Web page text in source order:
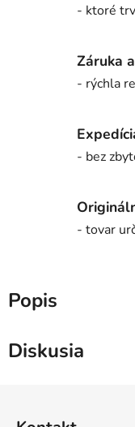
- ktoré
Záruka
- rýchla
- bez
- tovar
Popis
Diskusia